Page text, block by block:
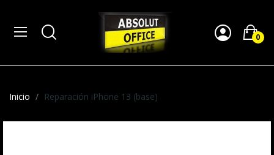
0
Inicio Reparación iPhone 13 (base)